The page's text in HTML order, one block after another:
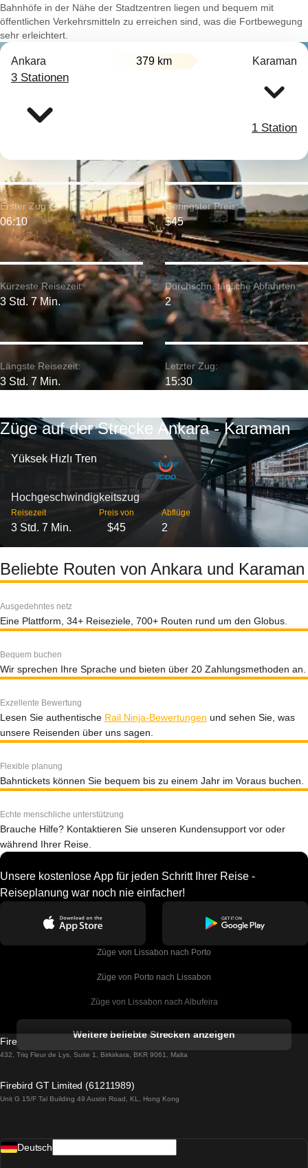
Bahnhöfe in der Nähe der Stadtzentren liegen und bequem mit
öffentlichen Verkehrsmitteln zu erreichen sind, was die Fortbewegung
sehr erleichtert.
Ankara 379 km Karaman
3 Stationen
1 Station
Kürzeste Reisezeit:
3 Std. 7 Min.
Erster Zug:
06:10
Längste Reisezeit:
3 Std. 7 Min.
Geringster Preis:
$45
Durchschn. tägliche Abfahrten:
2
Letzter Zug:
15:30
Züge auf der Strecke Ankara - Karaman
Yüksek Hızlı Tren
Hochgeschwindigkeitszug
Reisezeit
3 Std. 7 Min.
Preis von
$45
Abflüge
2
Beliebte Routen von Ankara und Karaman
Ausgedehntes netz
Eine Plattform, 34+ Reiseziele, 700+ Routen rund um den Globus.
Bequem buchen
Wir sprechen Ihre Sprache und bieten über 20 Zahlungsmethoden an.
Exzellente Bewertung
Lesen Sie authentische Rail Ninja-Bewertungen und sehen Sie, was
unsere Reisenden über uns sagen.
Flexible planung
Bahntickets können Sie bequem bis zu einem Jahr im Voraus buchen.
Echte menschliche unterstützung
Brauche Hilfe? Kontaktieren Sie unseren Kundensupport vor oder
während Ihrer Reise.
Unsere kostenlose App für jeden Schritt Ihrer Reise -
Reiseplanung war noch nie einfacher!
Züge von Lissabon nach Porto
Züge von Porto nach Lissabon
Züge von Lissabon nach Albufeira
Züge von Lissabon nach Lagos
Züge von Lissabon nach Madrid
Weitere beliebte Strecken anzeigen
Firebird GT Limited (OC 1451)
432, Triq Fleur de Lys, Suite 1, Birkirkara, BKR 9061, Malta
Firebird GT Limited (61211989)
Unit G 15/F Tal Building 49 Austin Road, KL, Hong Kong
Deutsch